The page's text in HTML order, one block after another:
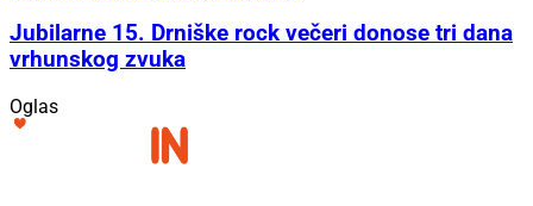
Jubilarne 15. Drniške rock večeri donose tri dana
vrhunskog zvuka
Oglas